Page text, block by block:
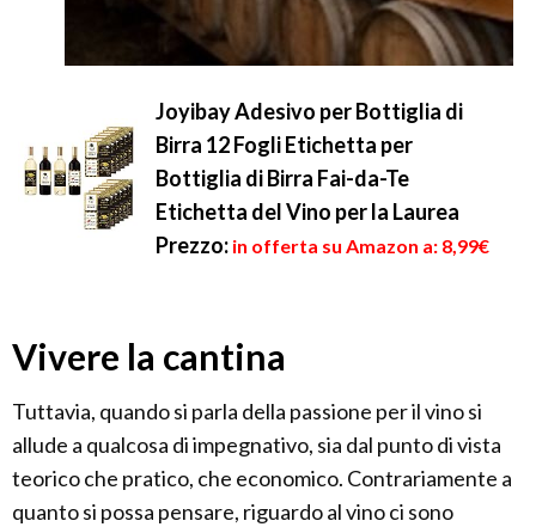
Joyibay Adesivo per Bottiglia di
Birra 12 Fogli Etichetta per
Bottiglia di Birra Fai-da-Te
Etichetta del Vino per la Laurea
Prezzo: in offerta su Amazon a: 8,99€
Vivere la cantina
Tuttavia, quando si parla della passione per il vino si
allude a qualcosa di impegnativo, sia dal punto di vista
teorico che pratico, che economico. Contrariamente a
quanto si possa pensare, riguardo al vino ci sono